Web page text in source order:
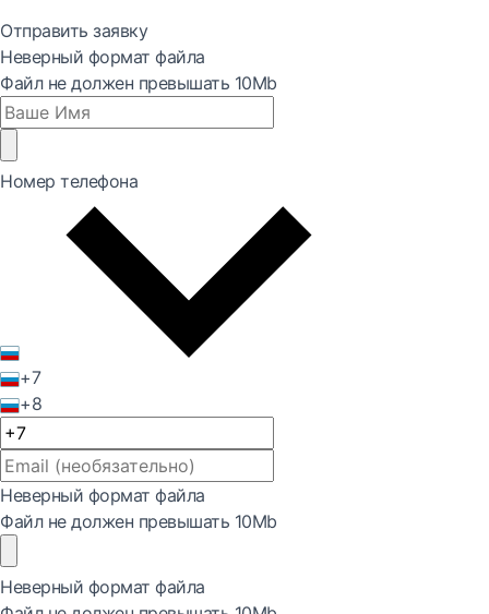
Отправить заявку
Неверный формат файла
Файл не должен превышать 10Mb
Номер телефона
+7
+8
Неверный формат файла
Файл не должен превышать 10Mb
Неверный формат файла